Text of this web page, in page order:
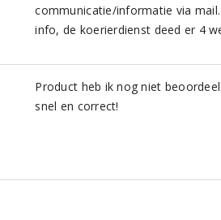
communicatie/informatie via
info, de koerierdienst deed er 4
Product heb ik nog niet
snel en correct!